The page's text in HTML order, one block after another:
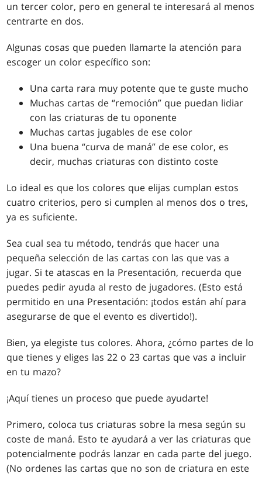
un tercer color, pero en general te interesará al menos
centrarte en dos.
Algunas cosas que pueden llamarte la atención para
escoger un color específico son:
Una carta rara muy potente que te guste mucho
Muchas cartas de “remoción” que puedan lidiar
con las criaturas de tu oponente
Muchas cartas jugables de ese color
Una buena “curva de maná” de ese color, es
decir, muchas criaturas con distinto coste
Lo ideal es que los colores que elijas cumplan estos
cuatro criterios, pero si cumplen al menos dos o tres,
ya es suficiente.
Sea cual sea tu método, tendrás que hacer una
pequeña selección de las cartas con las que vas a
jugar. Si te atascas en la Presentación, recuerda que
puedes pedir ayuda al resto de jugadores. (Esto está
permitido en una Presentación: ¡todos están ahí para
asegurarse de que el evento es divertido!).
Bien, ya elegiste tus colores. Ahora, ¿cómo partes de lo
que tienes y eliges las 22 o 23 cartas que vas a incluir
en tu mazo?
¡Aquí tienes un proceso que puede ayudarte!
Primero, coloca tus criaturas sobre la mesa según su
coste de maná. Esto te ayudará a ver las criaturas que
potencialmente podrás lanzar en cada parte del juego.
(No ordenes las cartas que no son de criatura en este